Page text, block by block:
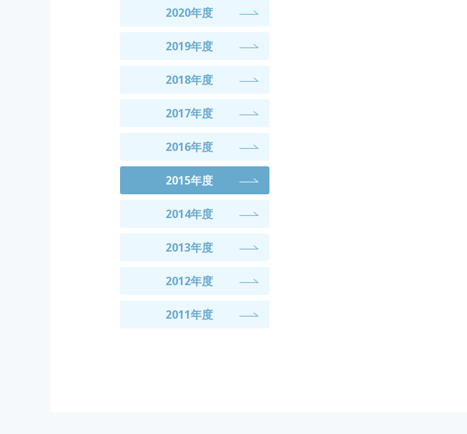
2020年度
2019年度
2018年度
2017年度
2016年度
2015年度
2014年度
2013年度
2012年度
2011年度